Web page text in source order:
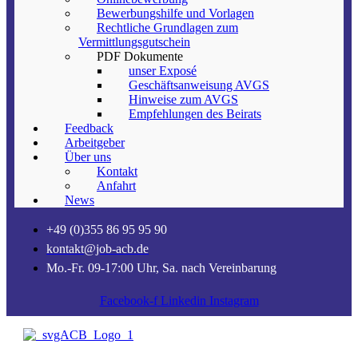
Bewerbungshilfe und Vorlagen
Rechtliche Grundlagen zum
Vermittlungsgutschein
PDF Dokumente
unser Exposé
Geschäftsanweisung AVGS
Hinweise zum AVGS
Empfehlungen des Beirats
Feedback
Arbeitgeber
Über uns
Kontakt
Anfahrt
News
+49 (0)355 86 95 95 90
kontakt@job-acb.de
Mo.-Fr. 09-17:00 Uhr, Sa. nach Vereinbarung
Facebook-f Linkedin Instagram